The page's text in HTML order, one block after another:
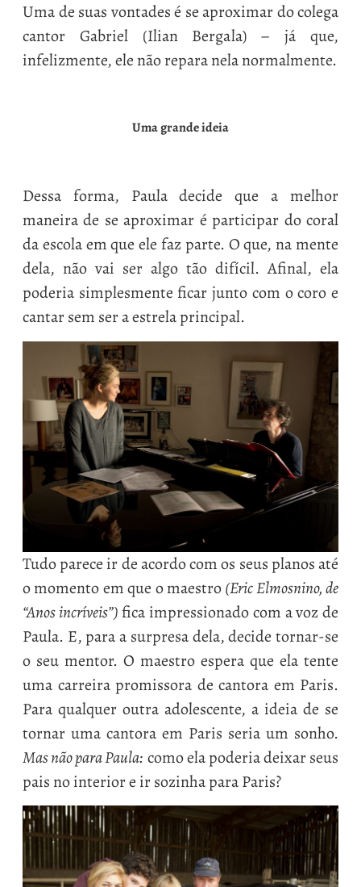
Uma de suas vontades é se aproximar do colega
cantor Gabriel (Ilian Bergala) – já que,
infelizmente, ele não repara nela normalmente.
Uma grande ideia
Dessa forma, Paula decide que a melhor
maneira de se aproximar é participar do coral
da escola em que ele faz parte. O que, na mente
dela, não vai ser algo tão difícil. Afinal, ela
poderia simplesmente ficar junto com o coro e
cantar sem ser a estrela principal.
Tudo parece ir de acordo com os seus planos até
o momento em que o maestro(Eric Elmosnino, de
“Anos incríveis”) fica impressionado com a voz de
Paula. E, para a surpresa dela, decide tornar-se
o seu mentor. O maestro espera que ela tente
uma carreira promissora de cantora em Paris.
Para qualquer outra adolescente, a ideia de se
tornar uma cantora em Paris seria um sonho.
Mas não para Paula: como ela poderia deixar seus
pais no interior e ir sozinha para Paris?